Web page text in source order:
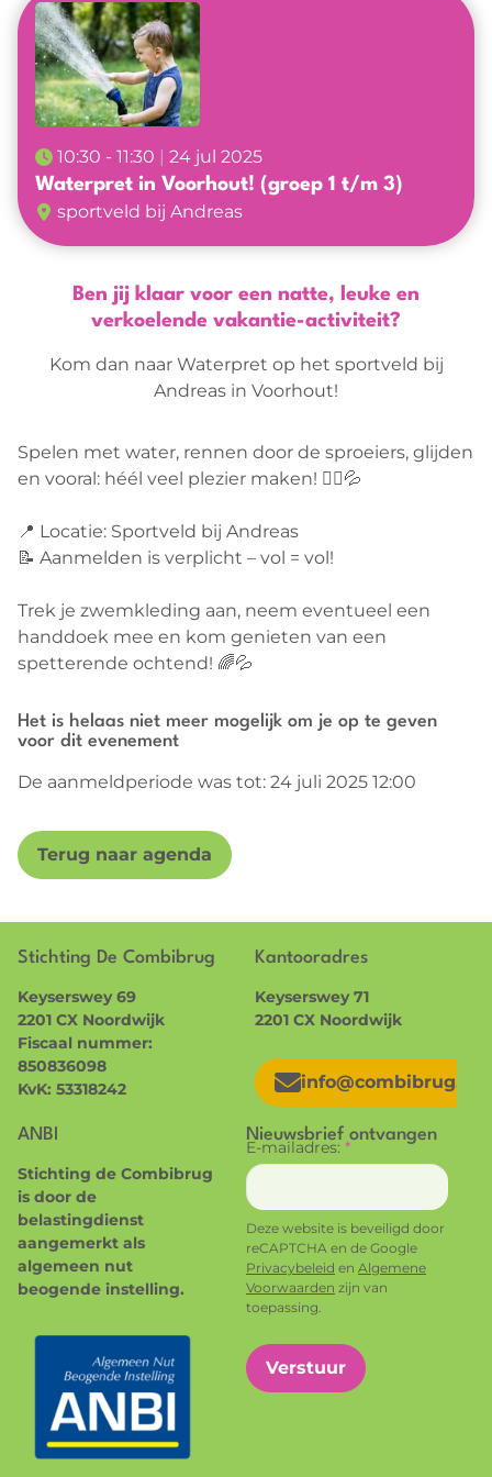
Nieuwkomers projecten
10:30 - 11:30 24 jul 2025
Waterpret in Voorhout! (groep 1 t/m 3)
sportveld bij Andreas
Ben jij klaar voor een natte, leuke en
verkoelende vakantie-activiteit?
Kom dan naar Waterpret op het sportveld bij
Andreas in Voorhout!
Spelen met water, rennen door de sproeiers, glijden
en vooral: héél veel plezier maken! 🏃‍♀️💦
📍 Locatie: Sportveld bij Andreas
📝 Aanmelden is verplicht – vol = vol!
Trek je zwemkleding aan, neem eventueel een
handdoek mee en kom genieten van een
spetterende ochtend! 🌈💦
Het is helaas niet meer mogelijk om je op te geven
voor dit evenement
De aanmeldperiode was tot: 24 juli 2025 12:00
Terug naar agenda
Stichting De Combibrug
Keyserswey 69
2201 CX Noordwijk
Fiscaal nummer:
850836098
KvK: 53318242
Kantooradres
Keyserswey 71
2201 CX Noordwijk
info@combibrug.nl
ANBI
Stichting de Combibrug
is door de
belastingdienst
aangemerkt als
algemeen nut
beogende instelling.
Nieuwsbrief ontvangen
E-mailadres: *
Deze website is beveiligd door
reCAPTCHA en de Google
Privacybeleid en Algemene
Voorwaarden zijn van
toepassing.
Verstuur